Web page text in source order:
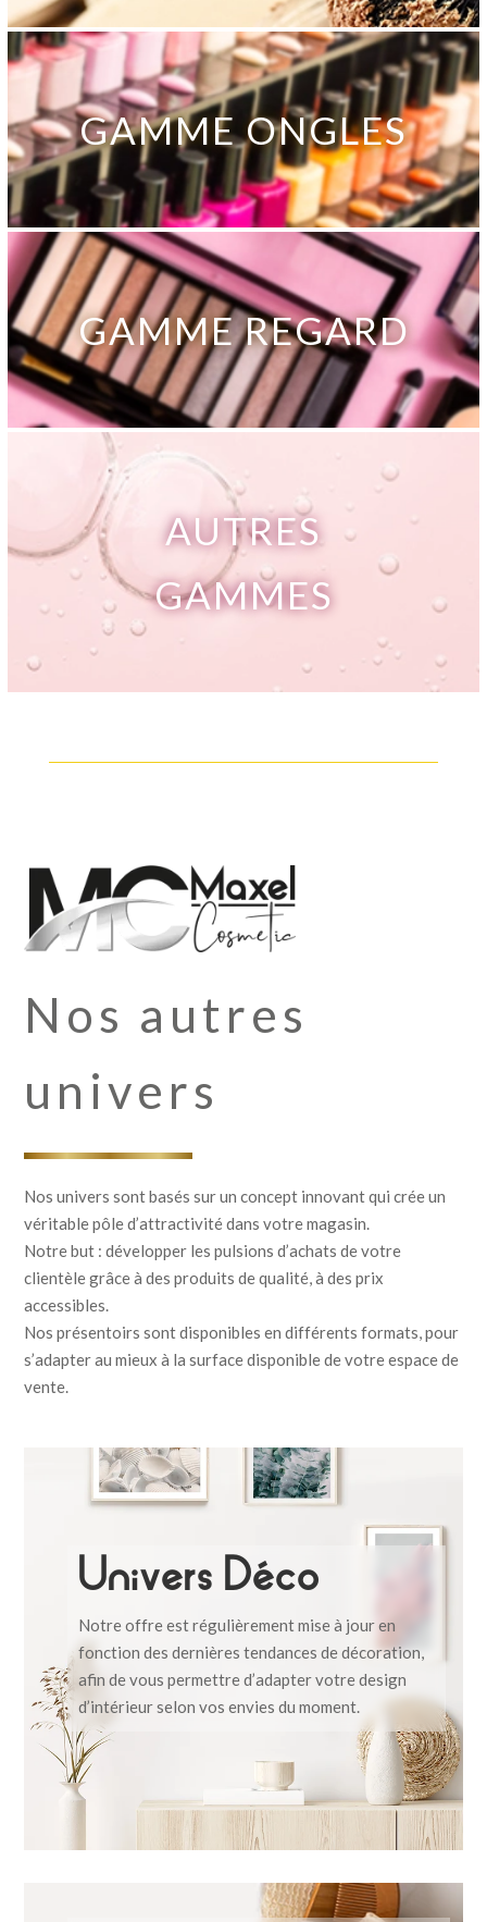
GAMME ONGLES
GAMME REGARD
AUTRES
GAMMES
Nos autres
univers
Nos univers sont basés sur un concept innovant qui crée un
véritable pôle d’attractivité dans votre magasin.
Notre but : développer les pulsions d’achats de votre
clientèle grâce à des produits de qualité, à des prix
accessibles.
Nos présentoirs sont disponibles en différents formats, pour
s’adapter au mieux à la surface disponible de votre espace de
vente.
Univers Déco
Notre offre est régulièrement mise à jour en
fonction des dernières tendances de décoration,
afin de vous permettre d’adapter votre design
d’intérieur selon vos envies du moment.